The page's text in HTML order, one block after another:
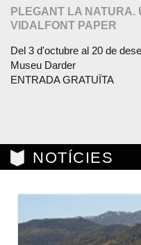
PLEGANT LA NATURA.
VIDALFONT PAPER
Del 3 d'octubre al 20 de
Museu Darder
ENTRADA GRATUÏTA
NOTÍCIES